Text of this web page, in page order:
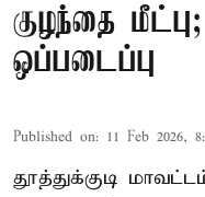
குழந்தை
ஒப்படைப்பு
Published on: 11 Feb 2026,
தூத்துக்குடி